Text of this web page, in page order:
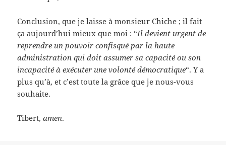
Conclusion, que je laisse à monsieur Chiche ; il fait
ça aujourd’hui mieux que moi : “Il devient urgent de
reprendre un pouvoir confisqué par la haute
administration qui doit assumer sa capacité ou son
incapacité à exécuter une volonté démocratique“. Y a
plus qu’à, et c’est toute la grâce que je nous-vous
souhaite.
Tibert,amen.